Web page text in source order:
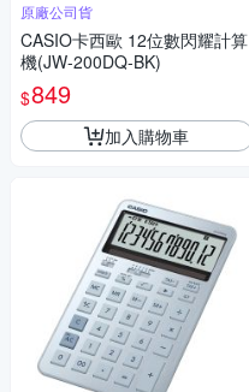
原廠公司貨
CASIO卡西歐 12位數閃耀計算
機(JW-200DQ-BK)
$849
加入購物車